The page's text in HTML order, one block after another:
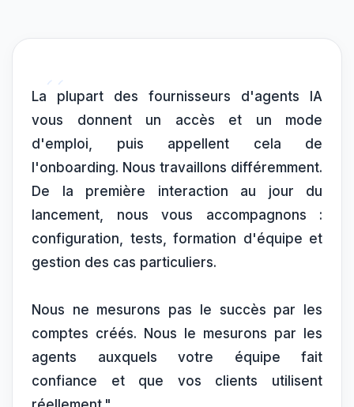
“
La plupart des fournisseurs d'agents IA
vous donnent un accès et un mode
d'emploi, puis appellent cela de
l'onboarding. Nous travaillons différemment.
De la première interaction au jour du
lancement, nous vous accompagnons :
configuration, tests, formation d'équipe et
gestion des cas particuliers.
Nous ne mesurons pas le succès par les
comptes créés. Nous le mesurons par les
agents auxquels votre équipe fait
confiance et que vos clients utilisent